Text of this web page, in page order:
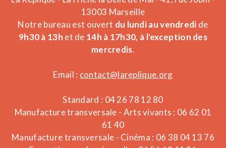
13003 Marseille
Notre bureau est ouvert du lundi au vendredi de
9h30 à 13h et de 14h à 17h30, à l'exception des
mercredis.
Email : contact@lareplique.org
Standard : 04 26 78 12 80
Manufacture transversale - Arts vivants : 06 62 01
61 40
Manufacture transversale - Cinéma : 06 38 04 13 76